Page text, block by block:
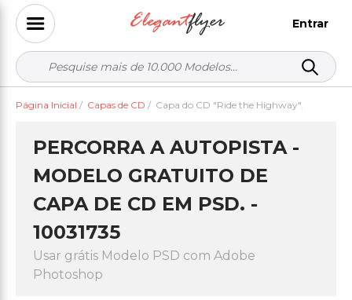
Entrar
Página Inicial / Capas de CD / Capa do CD "Ride the Highway".
PERCORRA A AUTOPISTA -
MODELO GRATUITO DE
CAPA DE CD EM PSD. -
10031735
Usar grátis Modelo PSD com Adobe
Photoshop